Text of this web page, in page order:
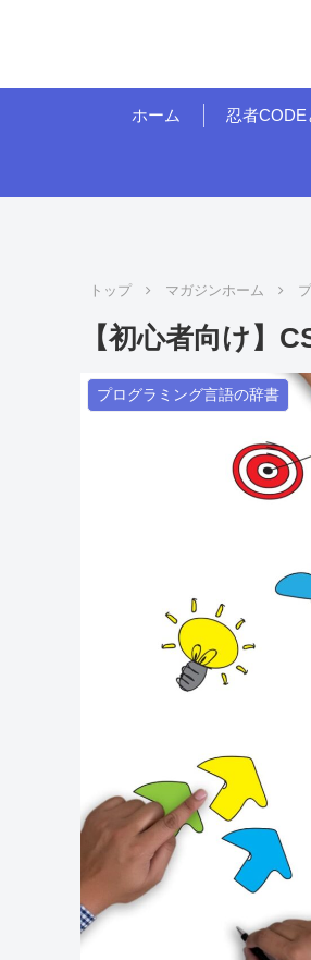
ホーム 忍者CODE
トップ マガジンホーム
【初心者向け】
プログラミング言語の辞書